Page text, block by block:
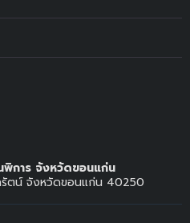
การ จังหวัดขอนแก่น
ตน์ จังหวัดขอนแก่น 40250